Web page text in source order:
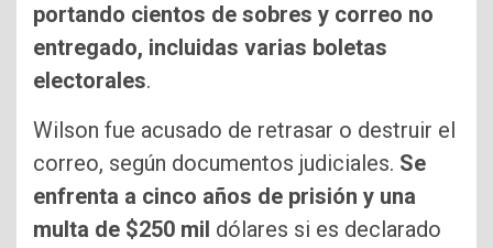
portando cientos de sobres y correo no
entregado, incluidas varias boletas
electorales.
Wilson fue acusado de retrasar o destruir el
correo, según documentos judiciales. Se
enfrenta a cinco años de prisión y una
multa de $250 mil dólares si es declarado